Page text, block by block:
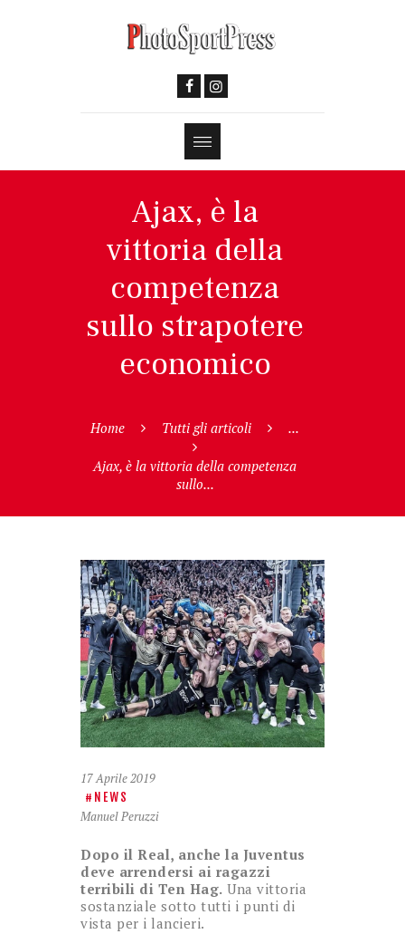
Ajax, è la
vittoria della
competenza
sullo strapotere
economico
Home Tutti gli articoli ...
Ajax, è la vittoria della competenza
sullo...
17 Aprile 2019
NEWS
Manuel Peruzzi
Dopo il Real, anche la Juventus
deve arrendersi ai ragazzi
terribili di Ten Hag. Una vittoria
sostanziale sotto tutti i punti di
vista per i lancieri.